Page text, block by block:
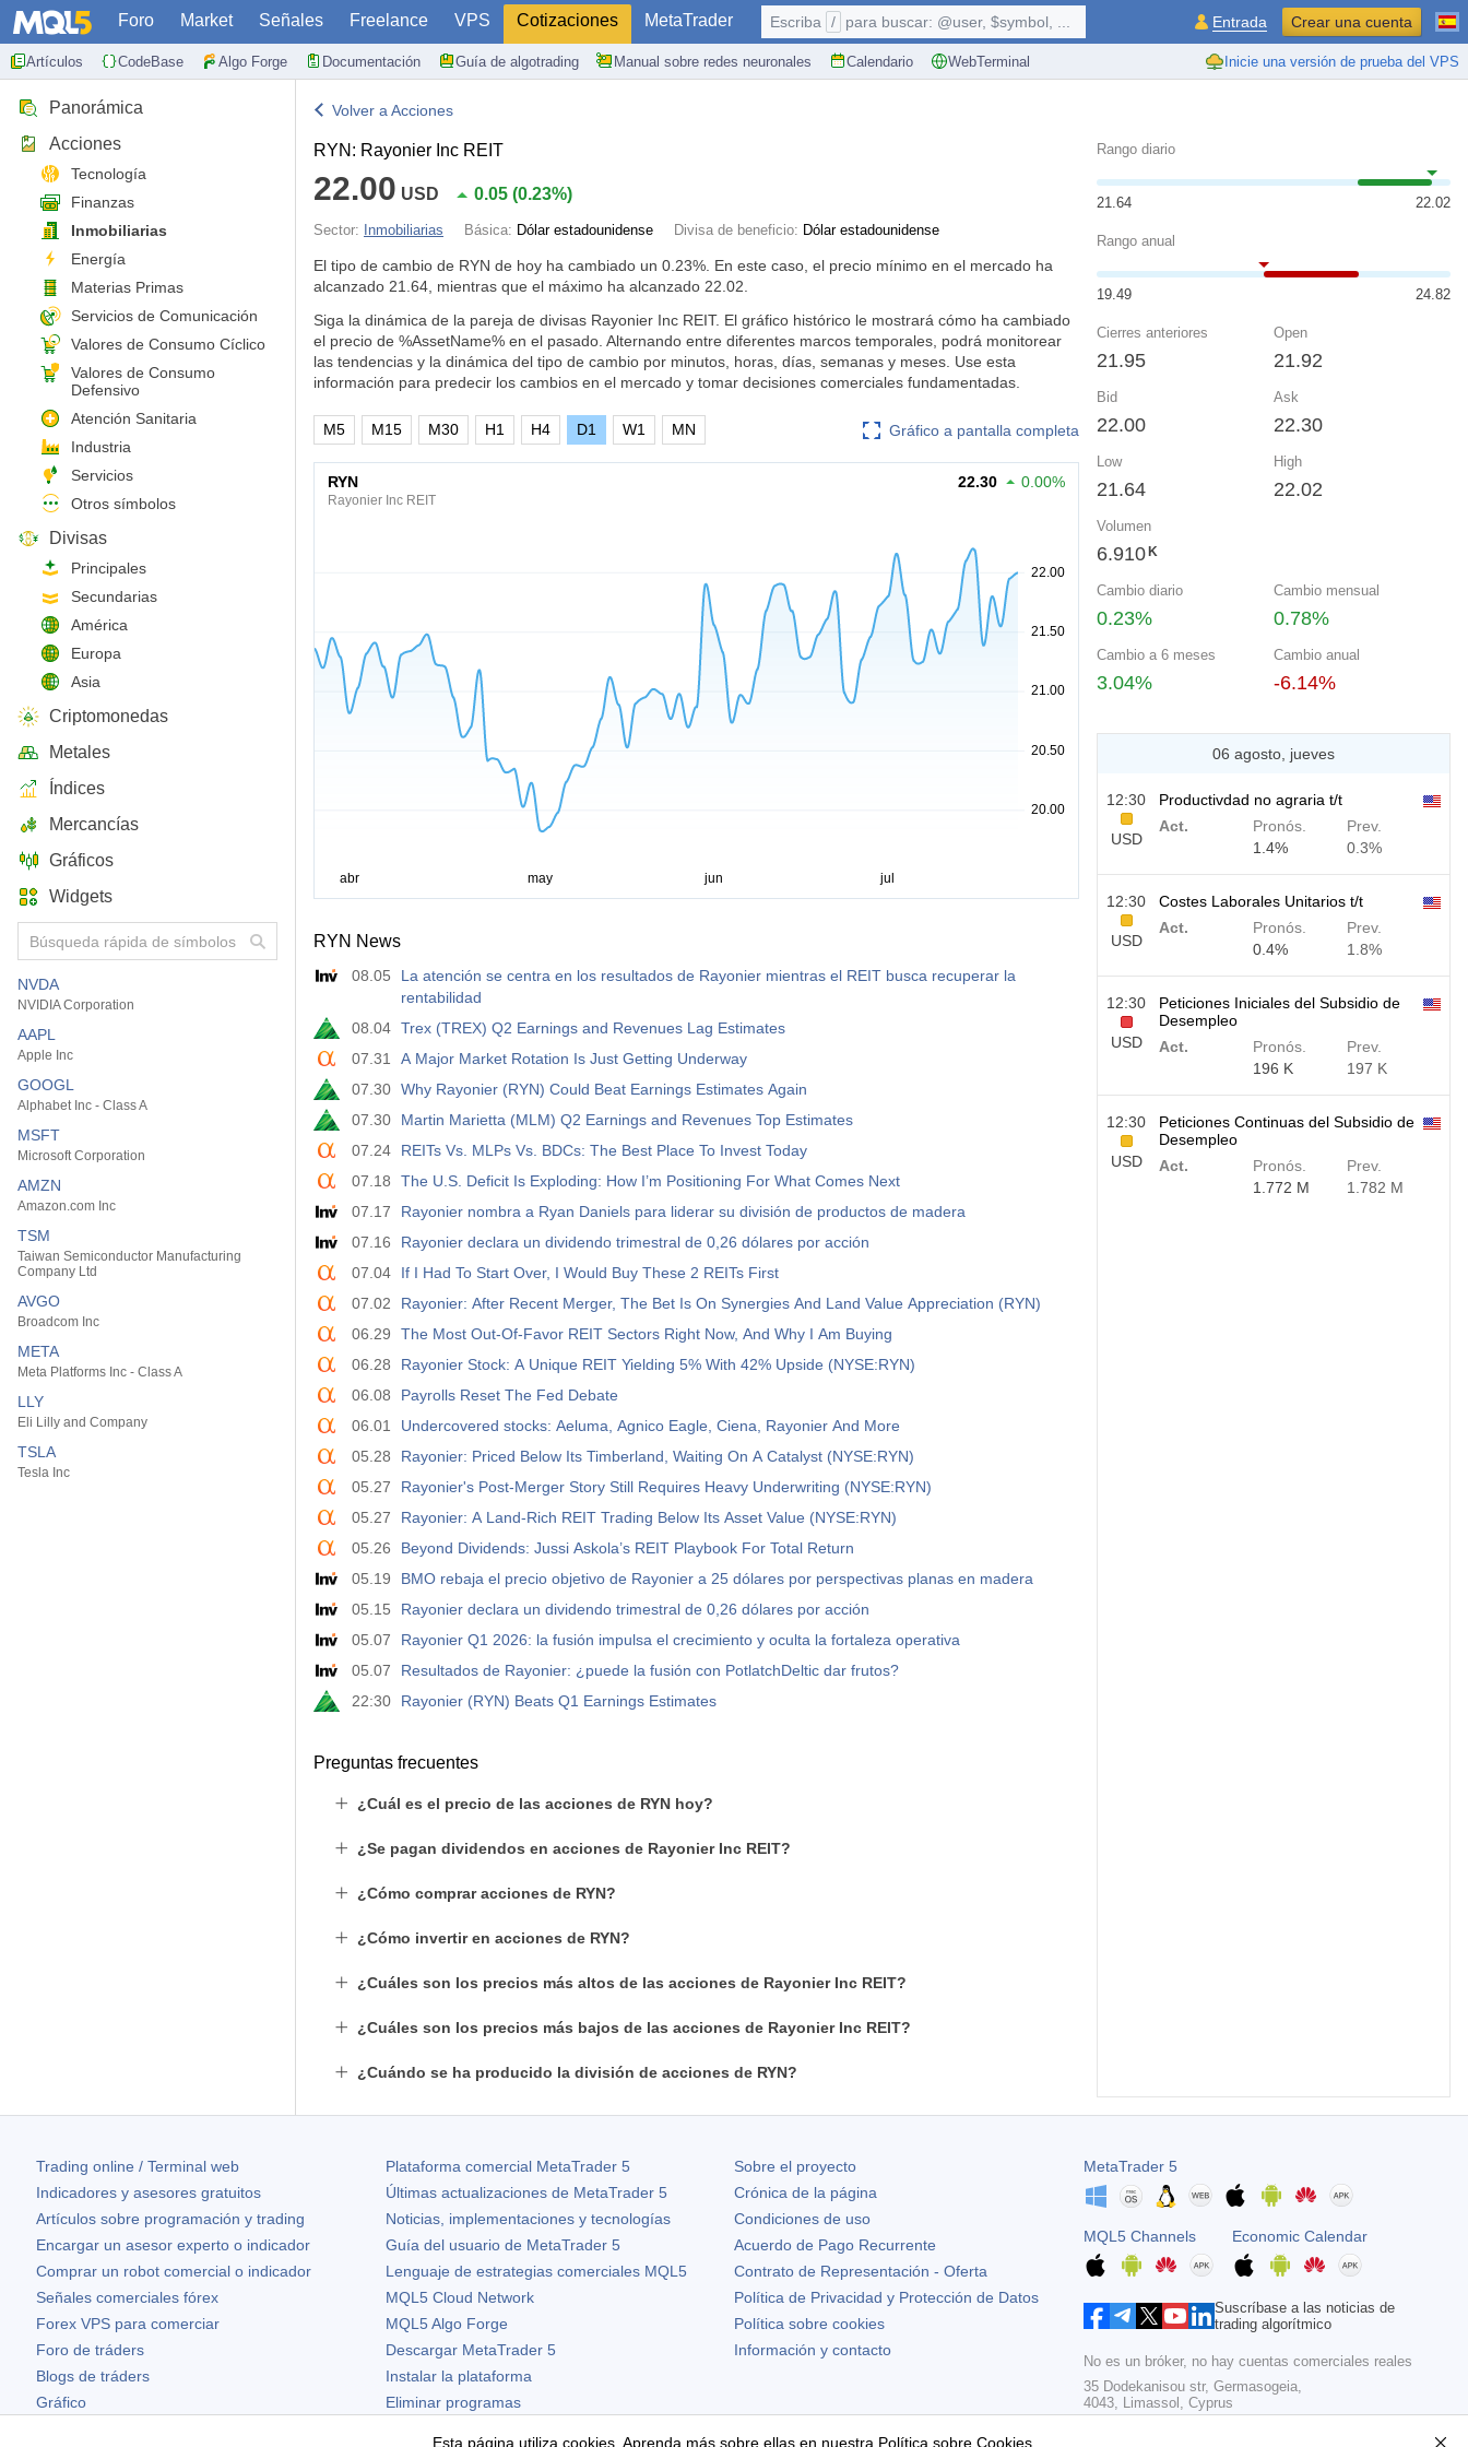
Foro Market Señales Freelance VPS Cotizaciones MetaTrader
Artículos CodeBase Algo Forge Documentación Guía de algotrading Manual sobre redes neuronales Calendario WebTerminal Inicie una versión de prueba del VPS
Escriba / para buscar: @user, $symbol, ... Entrada Crear una cuenta
Panorámica
Acciones
Tecnología
Finanzas
Inmobiliarias
Energía
Materias Primas
Servicios de Comunicación
Valores de Consumo Cíclico
Valores de Consumo
Defensivo
Atención Sanitaria
Industria
Servicios
Otros símbolos
Divisas
Principales
Secundarias
América
Europa
Asia
Criptomonedas
Metales
Índices
Mercancías
Gráficos
Widgets
NVDA
NVIDIA Corporation
AAPL
Apple Inc
GOOGL
Alphabet Inc - Class A
MSFT
Microsoft Corporation
AMZN
Amazon.com Inc
TSM
Taiwan Semiconductor Manufacturing
Company Ltd
AVGO
Broadcom Inc
META
Meta Platforms Inc - Class A
LLY
Eli Lilly and Company
TSLA
Tesla Inc
Volver a Acciones
RYN: Rayonier Inc REIT
22.00 USD 0.05 (0.23%)
Sector: Inmobiliarias Básica: Dólar estadounidense Divisa de beneficio: Dólar estadounidense
El tipo de cambio de RYN de hoy ha cambiado un 0.23% . En este caso, el precio mínimo en el mercado ha
alcanzado 21.64, mientras que el máximo ha alcanzado 22.02.
Siga la dinámica de la pareja de divisas Rayonier Inc REIT. El gráfico histórico le mostrará cómo ha cambiado
el precio de %AssetName% en el pasado. Alternando entre diferentes marcos temporales, podrá monitorear
las tendencias y la dinámica del tipo de cambio por minutos, horas, días, semanas y meses. Use esta
información para predecir los cambios en el mercado y tomar decisiones comerciales fundamentadas.
Gráfico a pantalla completa
M5 M15 M30 H1 H4 D1 W1 MN
RYN
Rayonier Inc REIT
22.30 0.00%
RYN News
08.05
La atención se centra en los resultados de Rayonier mientras el REIT busca recuperar la
rentabilidad
08.04 Trex (TREX) Q2 Earnings and Revenues Lag Estimates
07.31
A Major Market Rotation Is Just Getting Underway
07.30 Why Rayonier (RYN) Could Beat Earnings Estimates Again
07.30
Martin Marietta (MLM) Q2 Earnings and Revenues Top Estimates
07.24
REITs Vs. MLPs Vs. BDCs: The Best Place To Invest Today
07.18
The U.S. Deficit Is Exploding: How I’m Positioning For What Comes Next
07.17
Rayonier nombra a Ryan Daniels para liderar su división de productos de madera
07.16
Rayonier declara un dividendo trimestral de 0,26 dólares por acción
07.04
If I Had To Start Over, I Would Buy These 2 REITs First
07.02
Rayonier: After Recent Merger, The Bet Is On Synergies And Land Value Appreciation (RYN)
06.29
The Most Out-Of-Favor REIT Sectors Right Now, And Why I Am Buying
06.28
Rayonier Stock: A Unique REIT Yielding 5% With 42% Upside (NYSE:RYN)
06.08
Payrolls Reset The Fed Debate
06.01
Undercovered stocks: Aeluma, Agnico Eagle, Ciena, Rayonier And More
05.28
Rayonier: Priced Below Its Timberland, Waiting On A Catalyst (NYSE:RYN)
05.27
Rayonier's Post-Merger Story Still Requires Heavy Underwriting (NYSE:RYN)
05.27
Rayonier: A Land-Rich REIT Trading Below Its Asset Value (NYSE:RYN)
05.26
Beyond Dividends: Jussi Askola’s REIT Playbook For Total Return
05.19
BMO rebaja el precio objetivo de Rayonier a 25 dólares por perspectivas planas en madera
05.15
Rayonier declara un dividendo trimestral de 0,26 dólares por acción
05.07
Rayonier Q1 2026: la fusión impulsa el crecimiento y oculta la fortaleza operativa
05.07
Resultados de Rayonier: ¿puede la fusión con PotlatchDeltic dar frutos?
22:30
Rayonier (RYN) Beats Q1 Earnings Estimates
Preguntas frecuentes
¿Cuál es el precio de las acciones de RYN hoy?
¿Se pagan dividendos en acciones de Rayonier Inc REIT?
¿Cómo comprar acciones de RYN?
¿Cómo invertir en acciones de RYN?
¿Cuáles son los precios más altos de las acciones de Rayonier Inc REIT?
¿Cuáles son los precios más bajos de las acciones de Rayonier Inc REIT?
¿Cuándo se ha producido la división de acciones de RYN?
Rango diario
21.64 22.02
Rango anual
19.49 24.82
Cierres anteriores
21.95
Open
21.92
Bid
22.00
Ask
22.30
Low
21.64
High
22.02
Volumen
6.910 K
Cambio diario
0.23%
Cambio mensual
0.78%
Cambio a 6 meses
3.04%
Cambio anual
-6.14%
06 agosto, jueves
12:30
USD
Productivdad no agraria t/t
Act.
Pronós.
1.4%
Prev.
0.3%
12:30
USD
Costes Laborales Unitarios t/t
Act.
Pronós.
0.4%
Prev.
1.8%
12:30
USD
Peticiones Iniciales del Subsidio de
Desempleo
Act.
Pronós.
196 K
Prev.
197 K
12:30
USD
Peticiones Continuas del Subsidio de
Desempleo
Act.
Pronós.
1.772 M
Prev.
1.782 M
Trading online / Terminal web
Indicadores y asesores gratuitos
Artículos sobre programación y trading
Encargar un asesor experto o indicador
Comprar un robot comercial o indicador
Señales comerciales fórex
Forex VPS para comerciar
Foro de tráders
Blogs de tráders
Gráfico
Plataforma comercial MetaTrader 5
Últimas actualizaciones de MetaTrader 5
Noticias, implementaciones y tecnologías
Guía del usuario de MetaTrader 5
Lenguaje de estrategias comerciales MQL5
MQL5 Cloud Network
MQL5 Algo Forge
Descargar MetaTrader 5
Instalar la plataforma
Eliminar programas
Sobre el proyecto
Crónica de la página
Condiciones de uso
Acuerdo de Pago Recurrente
Contrato de Representación - Oferta
Política de Privacidad y Protección de Datos
Política sobre cookies
Información y contacto
MetaTrader 5
MQL5 Channels Economic Calendar
Suscríbase a las noticias de
trading algorítmico
No es un bróker, no hay cuentas comerciales reales
35 Dodekanisou str, Germasogeia,
4043, Limassol, Cyprus
Esta página utiliza cookies. Aprenda más sobre ellas en nuestra Política sobre Cookies.